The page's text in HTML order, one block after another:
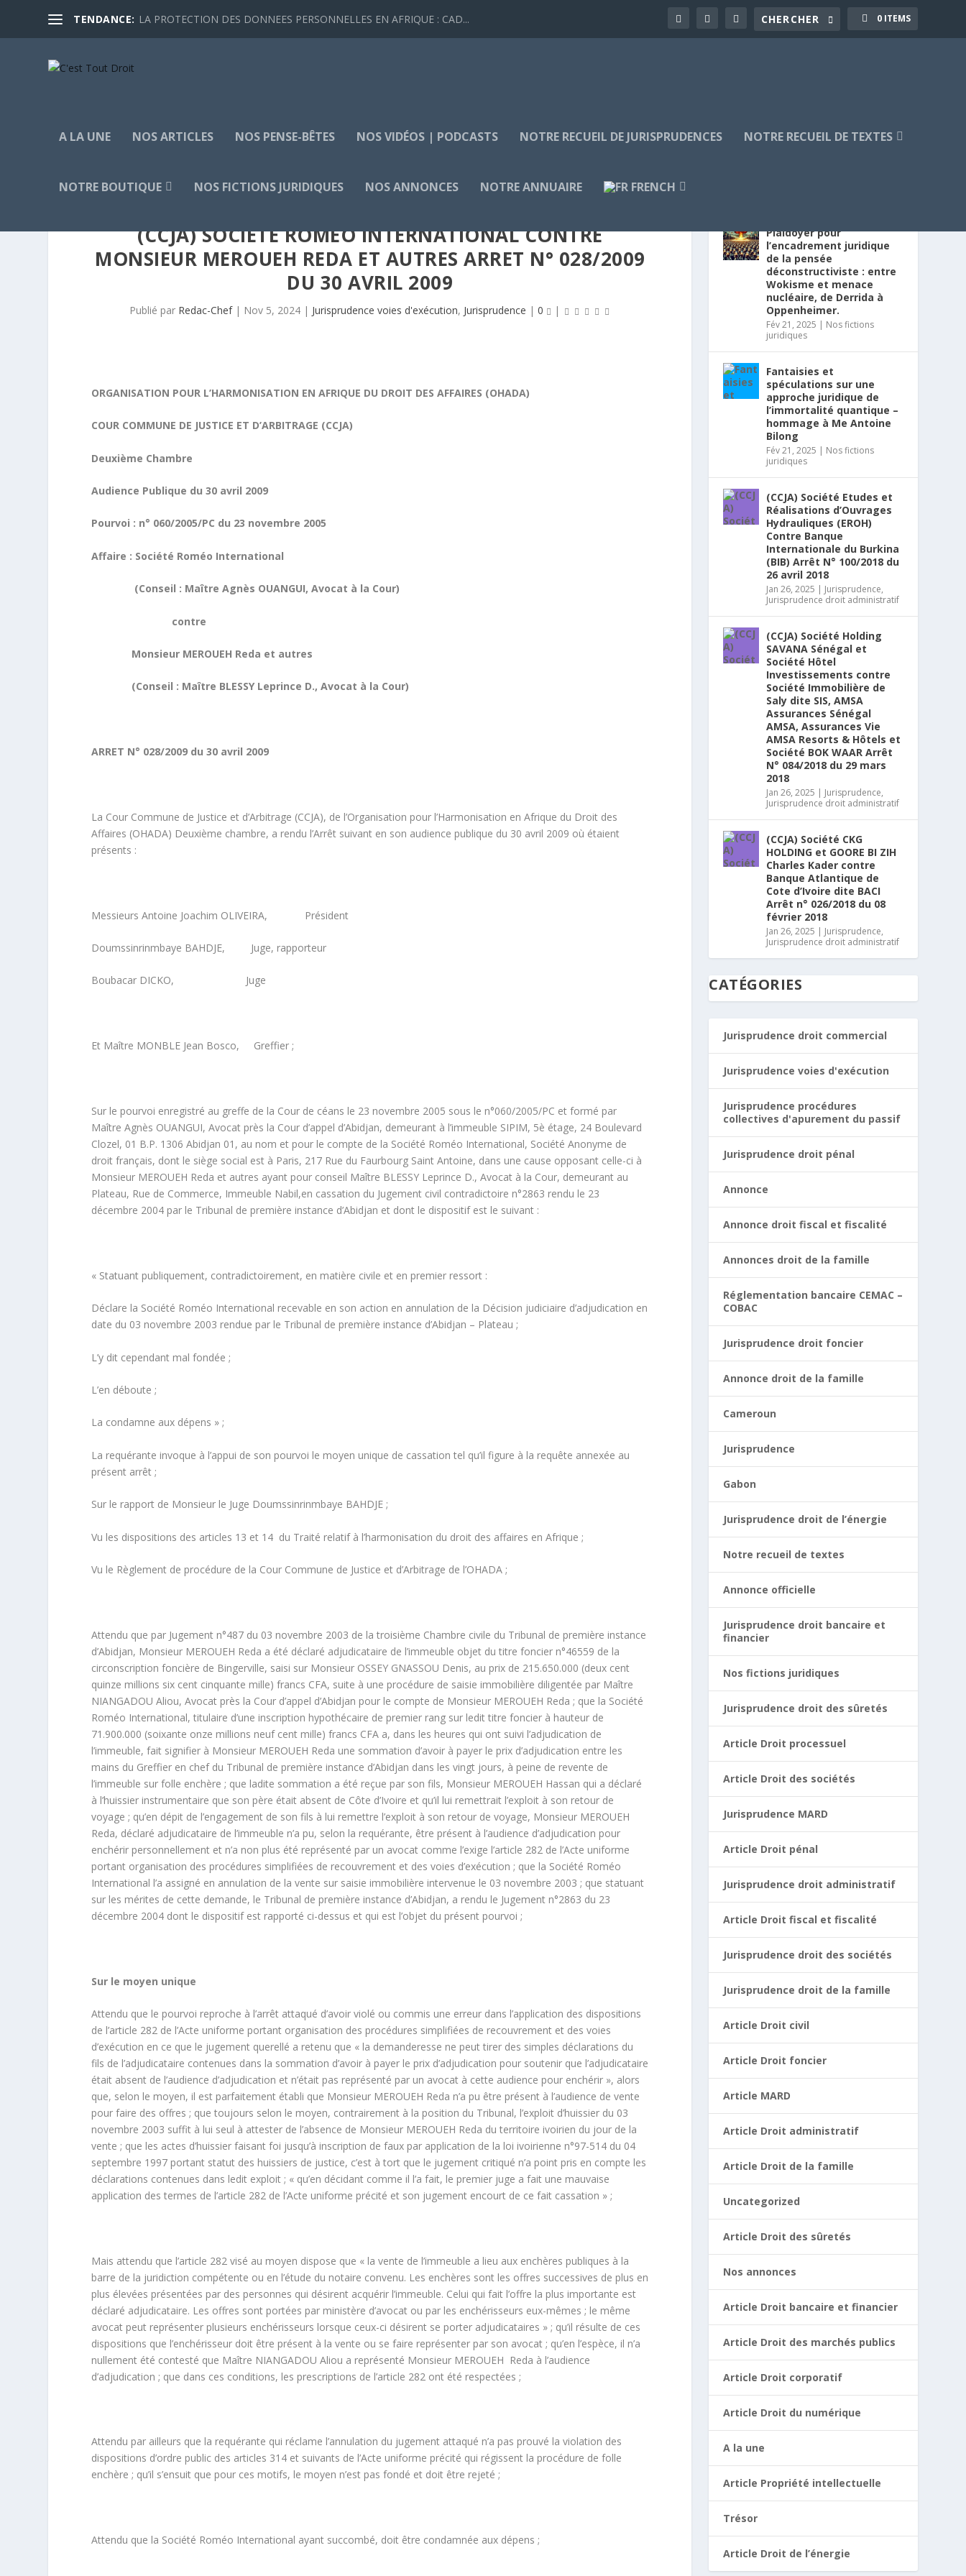
TENDANCE: LA PROTECTION DES DONNEES PERSONNELLES EN AFRIQUE : CAD... 0 ITEMS
A LA UNE NOS ARTICLES NOS PENSE-BÊTES NOS VIDÉOS | PODCASTS NOTRE RECUEIL DE JURISPRUDENCES NOTRE RECUEIL DE TEXTES
NOTRE BOUTIQUE NOS FICTIONS JURIDIQUES NOS ANNONCES NOTRE ANNUAIRE FRENCH
(CCJA) SOCIÉTÉ ROMÉO INTERNATIONAL CONTRE
MONSIEUR MEROUEH REDA ET AUTRES ARRET N° 028/2009
DU 30 AVRIL 2009
Publié par Redac-Chef| Nov 5, 2024 | Jurisprudence voies d'exécution, Jurisprudence |0 |
ORGANISATION POUR L’HARMONISATION EN AFRIQUE DU DROIT DES AFFAIRES (OHADA)
COUR COMMUNE DE JUSTICE ET D’ARBITRAGE (CCJA)
Deuxième Chambre
Audience Publique du 30 avril 2009
Pourvoi : n° 060/2005/PC du 23 novembre 2005
Affaire : Société Roméo International
(Conseil : Maître Agnès OUANGUI, Avocat à la Cour)
contre
Monsieur MEROUEH Reda et autres
(Conseil : Maître BLESSY Leprince D., Avocat à la Cour)
ARRET N° 028/2009 du 30 avril 2009
La Cour Commune de Justice et d’Arbitrage (CCJA), de l’Organisation pour l’Harmonisation en Afrique du Droit des
Affaires (OHADA) Deuxième chambre, a rendu l’Arrêt suivant en son audience publique du 30 avril 2009 où étaient
présents :
Messieurs Antoine Joachim OLIVEIRA, Président
Doumssinrinmbaye BAHDJE, Juge, rapporteur
Boubacar DICKO, Juge
Et Maître MONBLE Jean Bosco, Greffier ;
Sur le pourvoi enregistré au greffe de la Cour de céans le 23 novembre 2005 sous le n°060/2005/PC et formé par
Maître Agnès OUANGUI, Avocat près la Cour d’appel d’Abidjan, demeurant à l’immeuble SIPIM, 5è étage, 24 Boulevard
Clozel, 01 B.P. 1306 Abidjan 01, au nom et pour le compte de la Société Roméo International, Société Anonyme de
droit français, dont le siège social est à Paris, 217 Rue du Faurbourg Saint Antoine, dans une cause opposant celle-ci à
Monsieur MEROUEH Reda et autres ayant pour conseil Maître BLESSY Leprince D., Avocat à la Cour, demeurant au
Plateau, Rue de Commerce, Immeuble Nabil,en cassation du Jugement civil contradictoire n°2863 rendu le 23
décembre 2004 par le Tribunal de première instance d’Abidjan et dont le dispositif est le suivant :
« Statuant publiquement, contradictoirement, en matière civile et en premier ressort :
Déclare la Société Roméo International recevable en son action en annulation de la Décision judiciaire d’adjudication en
date du 03 novembre 2003 rendue par le Tribunal de première instance d’Abidjan – Plateau ;
L’y dit cependant mal fondée ;
L’en déboute ;
La condamne aux dépens » ;
La requérante invoque à l’appui de son pourvoi le moyen unique de cassation tel qu’il figure à la requête annexée au
présent arrêt ;
Sur le rapport de Monsieur le Juge Doumssinrinmbaye BAHDJE ;
Vu les dispositions des articles 13 et 14 du Traité relatif à l’harmonisation du droit des affaires en Afrique ;
Vu le Règlement de procédure de la Cour Commune de Justice et d’Arbitrage de l’OHADA ;
Attendu que par Jugement n°487 du 03 novembre 2003 de la troisième Chambre civile du Tribunal de première instance
d’Abidjan, Monsieur MEROUEH Reda a été déclaré adjudicataire de l’immeuble objet du titre foncier n°46559 de la
circonscription foncière de Bingerville, saisi sur Monsieur OSSEY GNASSOU Denis, au prix de 215.650.000 (deux cent
quinze millions six cent cinquante mille) francs CFA, suite à une procédure de saisie immobilière diligentée par Maître
NIANGADOU Aliou, Avocat près la Cour d’appel d’Abidjan pour le compte de Monsieur MEROUEH Reda ; que la Société
Roméo International, titulaire d’une inscription hypothécaire de premier rang sur ledit titre foncier à hauteur de
71.900.000 (soixante onze millions neuf cent mille) francs CFA a, dans les heures qui ont suivi l’adjudication de
l’immeuble, fait signifier à Monsieur MEROUEH Reda une sommation d’avoir à payer le prix d’adjudication entre les
mains du Greffier en chef du Tribunal de première instance d’Abidjan dans les vingt jours, à peine de revente de
l’immeuble sur folle enchère ; que ladite sommation a été reçue par son fils, Monsieur MEROUEH Hassan qui a déclaré
à l’huissier instrumentaire que son père était absent de Côte d’Ivoire et qu’il lui remettrait l’exploit à son retour de
voyage ; qu’en dépit de l’engagement de son fils à lui remettre l’exploit à son retour de voyage, Monsieur MEROUEH
Reda, déclaré adjudicataire de l’immeuble n’a pu, selon la requérante, être présent à l’audience d’adjudication pour
enchérir personnellement et n’a non plus été représenté par un avocat comme l’exige l’article 282 de l’Acte uniforme
portant organisation des procédures simplifiées de recouvrement et des voies d’exécution ; que la Société Roméo
International l’a assigné en annulation de la vente sur saisie immobilière intervenue le 03 novembre 2003 ; que statuant
sur les mérites de cette demande, le Tribunal de première instance d’Abidjan, a rendu le Jugement n°2863 du 23
décembre 2004 dont le dispositif est rapporté ci-dessus et qui est l’objet du présent pourvoi ;
Sur le moyen unique
Attendu que le pourvoi reproche à l’arrêt attaqué d’avoir violé ou commis une erreur dans l’application des dispositions
de l’article 282 de l’Acte uniforme portant organisation des procédures simplifiées de recouvrement et des voies
d’exécution en ce que le jugement querellé a retenu que « la demanderesse ne peut tirer des simples déclarations du
fils de l’adjudicataire contenues dans la sommation d’avoir à payer le prix d’adjudication pour soutenir que l’adjudicataire
était absent de l’audience d’adjudication et n’était pas représenté par un avocat à cette audience pour enchérir », alors
que, selon le moyen, il est parfaitement établi que Monsieur MEROUEH Reda n’a pu être présent à l’audience de vente
pour faire des offres ; que toujours selon le moyen, contrairement à la position du Tribunal, l’exploit d’huissier du 03
novembre 2003 suffit à lui seul à attester de l’absence de Monsieur MEROUEH Reda du territoire ivoirien du jour de la
vente ; que les actes d’huissier faisant foi jusqu’à inscription de faux par application de la loi ivoirienne n°97-514 du 04
septembre 1997 portant statut des huissiers de justice, c’est à tort que le jugement critiqué n’a point pris en compte les
déclarations contenues dans ledit exploit ; « qu’en décidant comme il l’a fait, le premier juge a fait une mauvaise
application des termes de l’article 282 de l’Acte uniforme précité et son jugement encourt de ce fait cassation » ;
Mais attendu que l’article 282 visé au moyen dispose que « la vente de l’immeuble a lieu aux enchères publiques à la
barre de la juridiction compétente ou en l’étude du notaire convenu. Les enchères sont les offres successives de plus en
plus élevées présentées par des personnes qui désirent acquérir l’immeuble. Celui qui fait l’offre la plus importante est
déclaré adjudicataire. Les offres sont portées par ministère d’avocat ou par les enchérisseurs eux-mêmes ; le même
avocat peut représenter plusieurs enchérisseurs lorsque ceux-ci désirent se porter adjudicataires » ; qu’il résulte de ces
dispositions que l’enchérisseur doit être présent à la vente ou se faire représenter par son avocat ; qu’en l’espèce, il n’a
nullement été contesté que Maître NIANGADOU Aliou a représenté Monsieur MEROUEH Reda à l’audience
d’adjudication ; que dans ces conditions, les prescriptions de l’article 282 ont été respectées ;
Attendu par ailleurs que la requérante qui réclame l’annulation du jugement attaqué n’a pas prouvé la violation des
dispositions d’ordre public des articles 314 et suivants de l’Acte uniforme précité qui régissent la procédure de folle
enchère ; qu’il s’ensuit que pour ces motifs, le moyen n’est pas fondé et doit être rejeté ;
Attendu que la Société Roméo International ayant succombé, doit être condamnée aux dépens ;
Plaidoyer pour
l’encadrement juridique
de la pensée
déconstructiviste : entre
Wokisme et menace
nucléaire, de Derrida à
Oppenheimer.
Fév 21, 2025 | Nos fictions
juridiques
Fantaisies et
spéculations sur une
approche juridique de
l’immortalité quantique –
hommage à Me Antoine
Bilong
Fév 21, 2025 | Nos fictions
juridiques
(CCJA) Société Etudes et
Réalisations d’Ouvrages
Hydrauliques (EROH)
Contre Banque
Internationale du Burkina
(BIB) Arrêt N° 100/2018 du
26 avril 2018
Jan 26, 2025 | Jurisprudence,
Jurisprudence droit administratif
(CCJA) Société Holding
SAVANA Sénégal et
Société Hôtel
Investissements contre
Société Immobilière de
Saly dite SIS, AMSA
Assurances Sénégal
AMSA, Assurances Vie
AMSA Resorts & Hôtels et
Société BOK WAAR Arrêt
N° 084/2018 du 29 mars
2018
Jan 26, 2025 | Jurisprudence,
Jurisprudence droit administratif
(CCJA) Société CKG
HOLDING et GOORE BI ZIH
Charles Kader contre
Banque Atlantique de
Cote d’Ivoire dite BACI
Arrêt n° 026/2018 du 08
février 2018
Jan 26, 2025 | Jurisprudence,
Jurisprudence droit administratif
CATÉGORIES
Jurisprudence droit commercial
Jurisprudence voies d'exécution
Jurisprudence procédures
collectives d'apurement du passif
Jurisprudence droit pénal
Annonce
Annonce droit fiscal et fiscalité
Annonces droit de la famille
Réglementation bancaire CEMAC –
COBAC
Jurisprudence droit foncier
Annonce droit de la famille
Cameroun
Jurisprudence
Gabon
Jurisprudence droit de l’énergie
Notre recueil de textes
Annonce officielle
Jurisprudence droit bancaire et
financier
Nos fictions juridiques
Jurisprudence droit des sûretés
Article Droit processuel
Article Droit des sociétés
Jurisprudence MARD
Article Droit pénal
Jurisprudence droit administratif
Article Droit fiscal et fiscalité
Jurisprudence droit des sociétés
Jurisprudence droit de la famille
Article Droit civil
Article Droit foncier
Article MARD
Article Droit administratif
Article Droit de la famille
Uncategorized
Article Droit des sûretés
Nos annonces
Article Droit bancaire et financier
Article Droit des marchés publics
Article Droit corporatif
Article Droit du numérique
A la une
Article Propriété intellectuelle
Trésor
Article Droit de l’énergie